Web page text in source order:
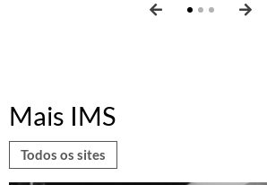
Mais IMS
Todos os sites